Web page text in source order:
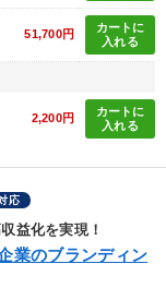
51,700円
カートに
入れる
2,200円
カートに
入れる
応
益化を実現！
業のブランディン